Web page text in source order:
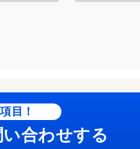
目！
合わせする